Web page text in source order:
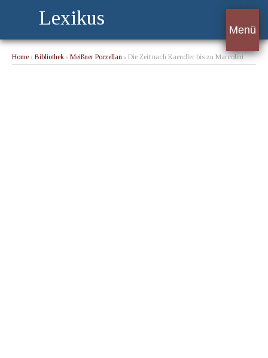
Lexikus
Menü
Home › Bibliothek › Meißner Porzellan › Die Zeit nach Kaendler bis zu Marcolini